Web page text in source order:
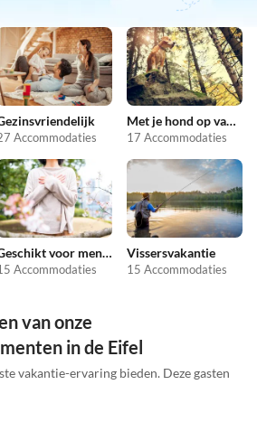
Accommodaties
Met je hond op vakantie
17 Accommodaties
Geschikt voor mensen met allergieën
Accommodaties
Vissersvakantie
15 Accommodaties
van onze
in de Eifel
vakantie-ervaring bieden. Deze gasten